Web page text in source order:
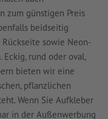
zum günstigen Preis
beidseitig
sowie Neon-
rund oder oval,
bieten wir eine
pflanzlichen
Wenn Sie Aufkleber
in der Außenwerbung